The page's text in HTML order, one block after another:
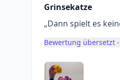
Grinsekatze
„Dann spielt es
Bewertung übersetzt